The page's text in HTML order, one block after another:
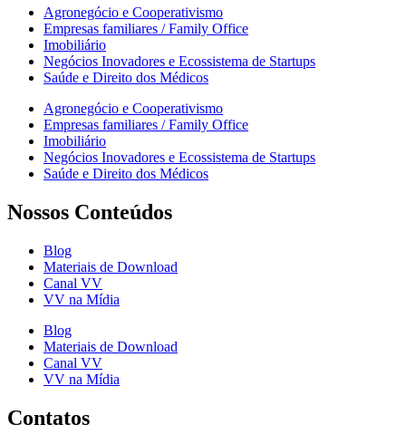
Agronegócio e Cooperativismo
Empresas familiares / Family Office
Imobiliário
Negócios Inovadores e Ecossistema de Startups
Saúde e Direito dos Médicos
Agronegócio e Cooperativismo
Empresas familiares / Family Office
Imobiliário
Negócios Inovadores e Ecossistema de Startups
Saúde e Direito dos Médicos
Nossos Conteúdos
Blog
Materiais de Download
Canal VV
VV na Mídia
Blog
Materiais de Download
Canal VV
VV na Mídia
Contatos